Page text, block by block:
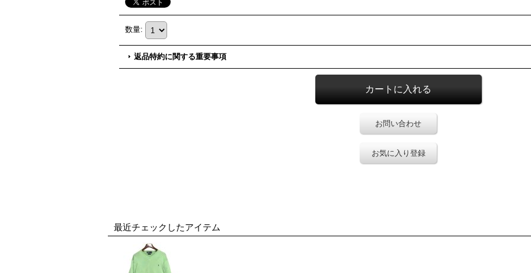
数量:
返品特約に関する重要事項
お問い合わせ
お気に入り登録
最近チェックしたアイテム